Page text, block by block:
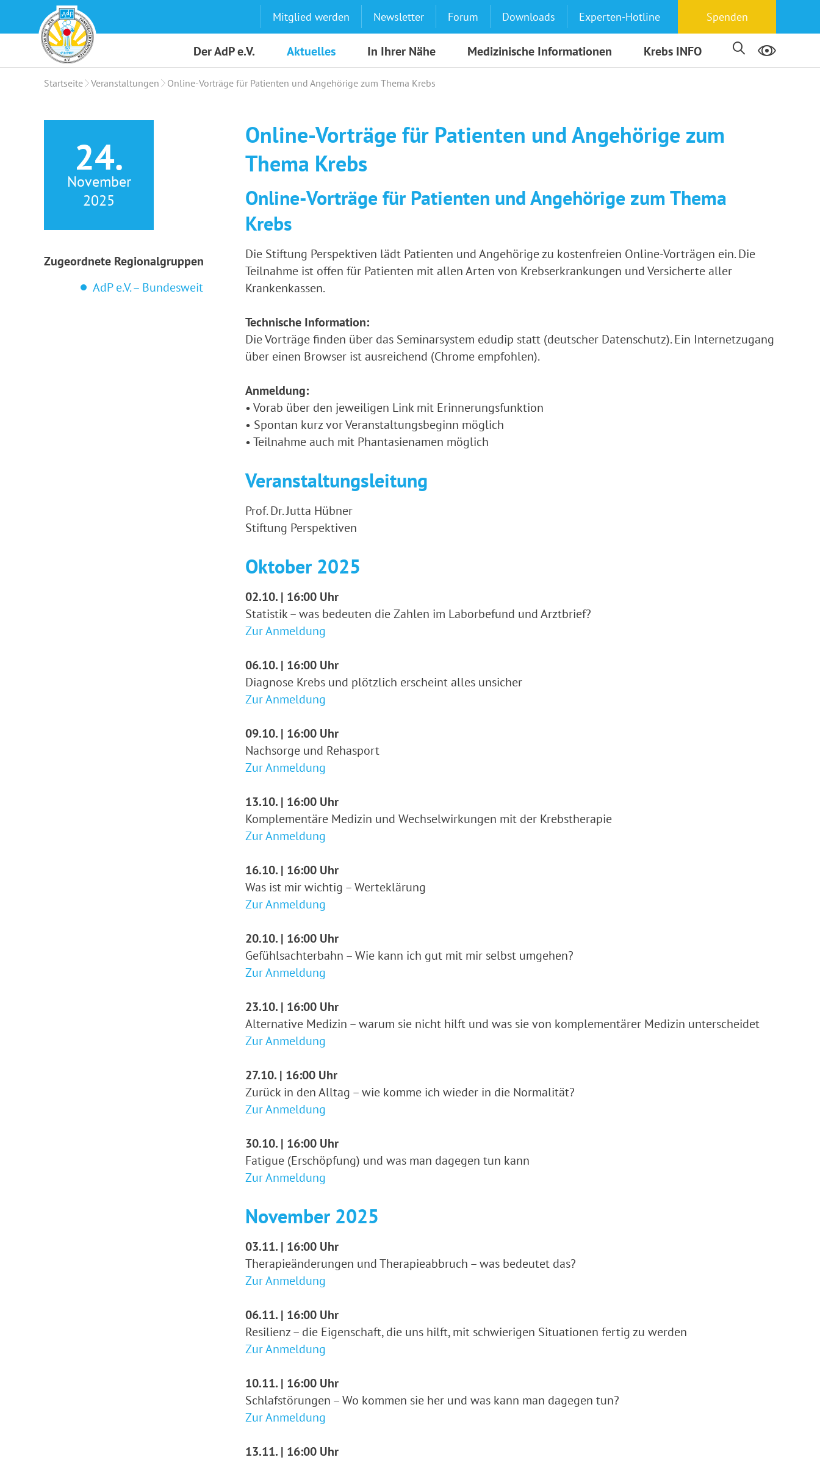
Mitglied werden Newsletter Forum Downloads Experten-Hotline Spenden
Der AdP e.V. Aktuelles In Ihrer Nähe Medizinische Informationen Krebs INFO
Startseite Veranstaltungen Online-Vorträge für Patienten und Angehörige zum Thema Krebs
24.
November
2025
Zugeordnete Regionalgruppen
AdP e.V. – Bundesweit
Online-Vorträge für Patienten und Angehörige zum
Thema Krebs
Online-Vorträge für Patienten und Angehörige zum Thema
Krebs
Die Stiftung Perspektiven lädt Patienten und Angehörige zu kostenfreien Online-Vorträgen ein. Die
Teilnahme ist offen für Patienten mit allen Arten von Krebserkrankungen und Versicherte aller
Krankenkassen.
Technische Information:
Die Vorträge finden über das Seminarsystem edudip statt (deutscher Datenschutz). Ein Internetzugang
über einen Browser ist ausreichend (Chrome empfohlen).
Anmeldung:
• Vorab über den jeweiligen Link mit Erinnerungsfunktion
• Spontan kurz vor Veranstaltungsbeginn möglich
• Teilnahme auch mit Phantasienamen möglich
Veranstaltungsleitung
Prof. Dr. Jutta Hübner
Stiftung Perspektiven
Oktober 2025
02.10. | 16:00 Uhr
Statistik – was bedeuten die Zahlen im Laborbefund und Arztbrief?
Zur Anmeldung
06.10. | 16:00 Uhr
Diagnose Krebs und plötzlich erscheint alles unsicher
Zur Anmeldung
09.10. | 16:00 Uhr
Nachsorge und Rehasport
Zur Anmeldung
13.10. | 16:00 Uhr
Komplementäre Medizin und Wechselwirkungen mit der Krebstherapie
Zur Anmeldung
16.10. | 16:00 Uhr
Was ist mir wichtig – Werteklärung
Zur Anmeldung
20.10. | 16:00 Uhr
Gefühlsachterbahn – Wie kann ich gut mit mir selbst umgehen?
Zur Anmeldung
23.10. | 16:00 Uhr
Alternative Medizin – warum sie nicht hilft und was sie von komplementärer Medizin unterscheidet
Zur Anmeldung
27.10. | 16:00 Uhr
Zurück in den Alltag – wie komme ich wieder in die Normalität?
Zur Anmeldung
30.10. | 16:00 Uhr
Fatigue (Erschöpfung) und was man dagegen tun kann
Zur Anmeldung
November 2025
03.11. | 16:00 Uhr
Therapieänderungen und Therapieabbruch – was bedeutet das?
Zur Anmeldung
06.11. | 16:00 Uhr
Resilienz – die Eigenschaft, die uns hilft, mit schwierigen Situationen fertig zu werden
Zur Anmeldung
10.11. | 16:00 Uhr
Schlafstörungen – Wo kommen sie her und was kann man dagegen tun?
Zur Anmeldung
13.11. | 16:00 Uhr